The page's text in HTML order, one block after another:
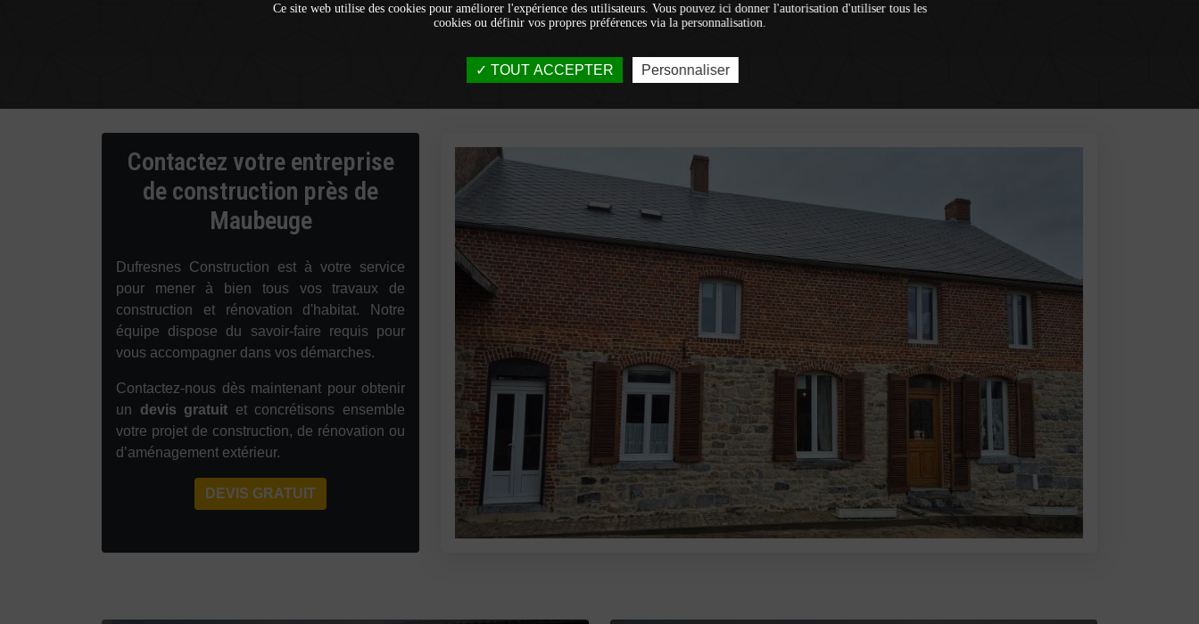
Contactez votre entreprise
de construction près de
Maubeuge
Dufresnes Construction est à votre service
pour mener à bien tous vos travaux de
construction et rénovation d'habitat. Notre
équipe dispose du savoir-faire requis pour
vous accompagner dans vos démarches.
Contactez-nous dès maintenant pour obtenir
un devis gratuit et concrétisons ensemble
votre projet de construction, de rénovation ou
d’aménagement extérieur.
DEVIS GRATUIT
Ce site web utilise des cookies pour améliorer l'expérience des utilisateurs. Vous pouvez ici donner l'autorisation d'utiliser tous les
cookies ou définir vos propres préférences via la personnalisation.
TOUT ACCEPTER Personnaliser